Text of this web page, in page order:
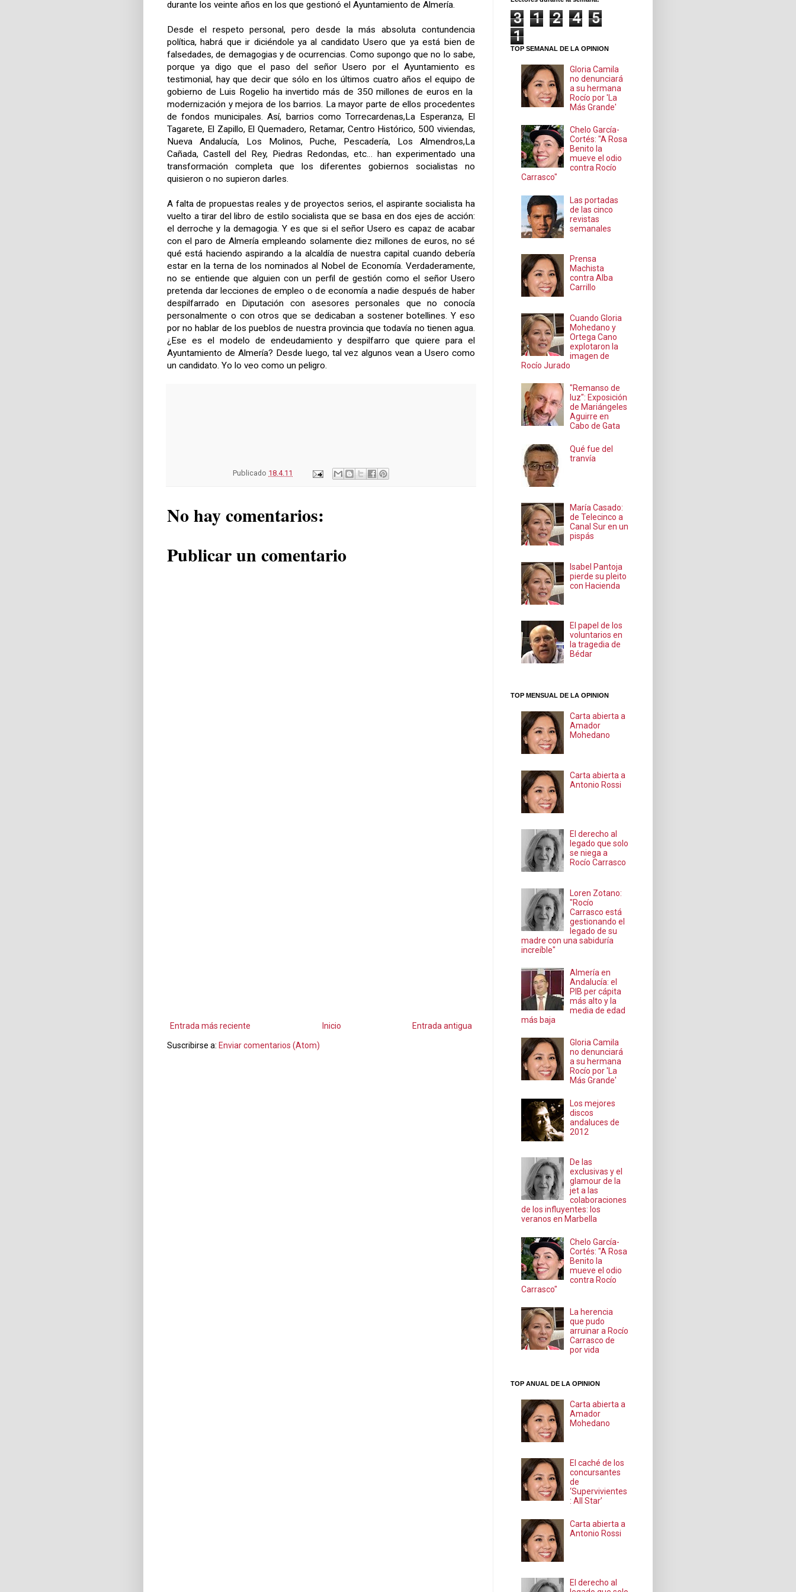
durante los veinte años en los que gestionó el Ayuntamiento de Almería.
Desde el respeto personal, pero desde la más absoluta contundencia
política, habrá que ir diciéndole ya al candidato Usero que ya está bien de
falsedades, de demagogias y de ocurrencias. Como supongo que no lo sabe,
porque ya digo que el paso del señor Usero por el Ayuntamiento es
testimonial, hay que decir que sólo en los últimos cuatro años el equipo de
gobierno de Luis Rogelio ha invertido más de 350 millones de euros en la
modernización y mejora de los barrios. La mayor parte de ellos procedentes
de fondos municipales. Así, barrios como Torrecardenas,La Esperanza, El
Tagarete, El Zapillo, El Quemadero, Retamar, Centro Histórico, 500 viviendas,
Nueva Andalucía, Los Molinos, Puche, Pescadería, Los Almendros,La
Cañada, Castell del Rey, Piedras Redondas, etc… han experimentado una
transformación completa que los diferentes gobiernos socialistas no
quisieron o no supieron darles.
A falta de propuestas reales y de proyectos serios, el aspirante socialista ha
vuelto a tirar del libro de estilo socialista que se basa en dos ejes de acción:
el derroche y la demagogia. Y es que si el señor Usero es capaz de acabar
con el paro de Almería empleando solamente diez millones de euros, no sé
qué está haciendo aspirando a la alcaldía de nuestra capital cuando debería
estar en la terna de los nominados al Nobel de Economía. Verdaderamente,
no se entiende que alguien con un perfil de gestión como el señor Usero
pretenda dar lecciones de empleo o de economía a nadie después de haber
despilfarrado en Diputación con asesores personales que no conocía
personalmente o con otros que se dedicaban a sostener botellines. Y eso
por no hablar de los pueblos de nuestra provincia que todavía no tienen agua.
¿Ese es el modelo de endeudamiento y despilfarro que quiere para el
Ayuntamiento de Almería? Desde luego, tal vez algunos vean a Usero como
un candidato. Yo lo veo como un peligro.
Publicado 18.4.11
No hay comentarios:
Publicar un comentario
Entrada más reciente Entrada antigua
Inicio
Suscribirse a: Enviar comentarios (Atom)
3 1 2 4
5
1
TOP SEMANAL DE LA OPINION
Gloria Camila
no denunciará
a su hermana
Rocío por 'La
Más Grande'
Chelo García-
Cortés: "A Rosa
Benito la
mueve el odio
contra Rocío
Carrasco"
Las portadas
de las cinco
revistas
semanales
Prensa
Machista
contra Alba
Carrillo
Cuando Gloria
Mohedano y
Ortega Cano
explotaron la
imagen de
Rocío Jurado
"Remanso de
luz": Exposición
de Mariángeles
Aguirre en
Cabo de Gata
Qué fue del
tranvía
María Casado:
de Telecinco a
Canal Sur en un
pispás
Isabel Pantoja
pierde su pleito
con Hacienda
El papel de los
voluntarios en
la tragedia de
Bédar
TOP MENSUAL DE LA OPINION
Carta abierta a
Amador
Mohedano
Carta abierta a
Antonio Rossi
El derecho al
legado que solo
se niega a
Rocío Carrasco
Loren Zotano:
"Rocío
Carrasco está
gestionando el
legado de su
madre con una sabiduría
increíble"
Almería en
Andalucía: el
PIB per cápita
más alto y la
media de edad
más baja
Gloria Camila
no denunciará
a su hermana
Rocío por 'La
Más Grande'
Los mejores
discos
andaluces de
2012
De las
exclusivas y el
glamour de la
jet a las
colaboraciones
de los influyentes: los
veranos en Marbella
Chelo García-
Cortés: "A Rosa
Benito la
mueve el odio
contra Rocío
Carrasco"
La herencia
que pudo
arruinar a Rocío
Carrasco de
por vida
TOP ANUAL DE LA OPINION
Carta abierta a
Amador
Mohedano
El caché de los
concursantes
de
‘Supervivientes
: All Star’
Carta abierta a
Antonio Rossi
El derecho al